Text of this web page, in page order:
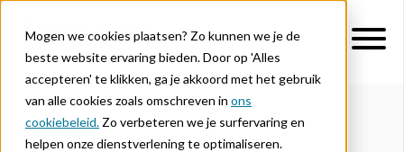
Mogen we cookies plaatsen? Zo kunnen we je de
beste website ervaring bieden. Door op 'Alles
accepteren' te klikken, ga je akkoord met het gebruik
van alle cookies zoals omschreven in ons
cookiebeleid. Zo verbeteren we je surfervaring en
helpen onze dienstverlening te optimaliseren.